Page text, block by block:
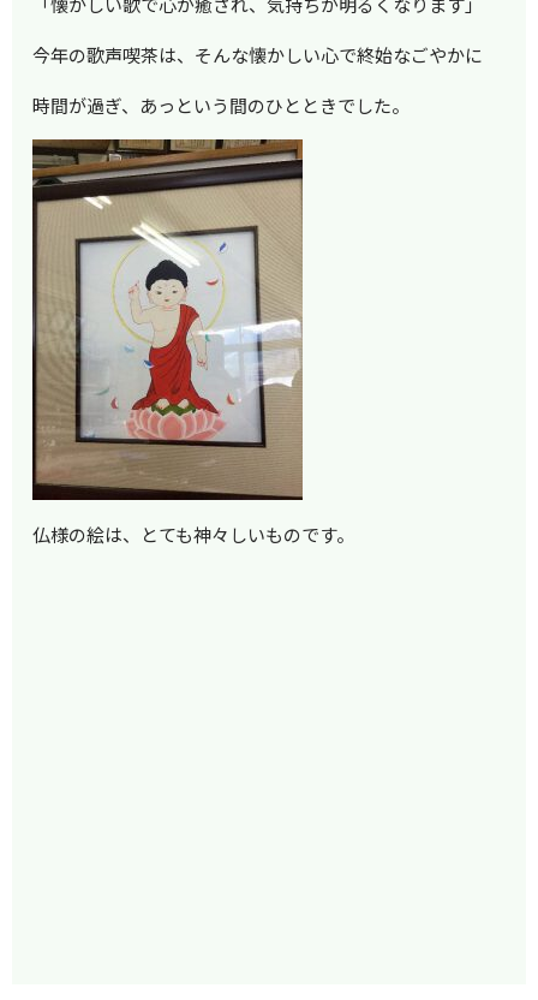
今年の歌声喫茶は、そんな懐かしい心で終始なごやかに
時間が過ぎ、あっという間のひとときでした。
仏様の絵は、とても神々しいものです。